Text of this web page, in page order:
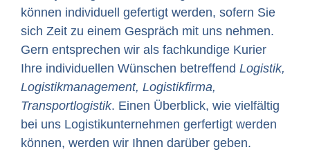
können individuell gefertigt werden, sofern Sie
sich Zeit zu einem Gespräch mit uns nehmen.
Gern entsprechen wir als fachkundige Kurier
Ihre individuellen Wünschen betreffend Logistik,
Logistikmanagement, Logistikfirma,
Transportlogistik. Einen Überblick, wie vielfältig
bei uns Logistikunternehmen gerfertigt werden
können, werden wir Ihnen darüber geben.